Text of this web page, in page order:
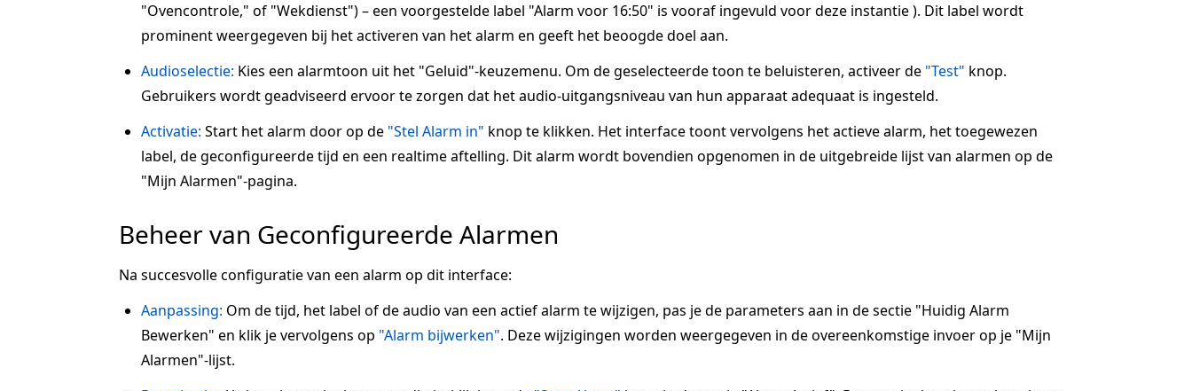
"Ovencontrole," of "Wekdienst") – een voorgestelde label "Alarm voor 16:50" is vooraf ingevuld voor deze instantie ). Dit label wordt
prominent weergegeven bij het activeren van het alarm en geeft het beoogde doel aan.
Audioselectie: Kies een alarmtoon uit het "Geluid"-keuzemenu. Om de geselecteerde toon te beluisteren, activeer de "Test" knop.
Gebruikers wordt geadviseerd ervoor te zorgen dat het audio-uitgangsniveau van hun apparaat adequaat is ingesteld.
Activatie: Start het alarm door op de "Stel Alarm in" knop te klikken. Het interface toont vervolgens het actieve alarm, het toegewezen
label, de geconfigureerde tijd en een realtime aftelling. Dit alarm wordt bovendien opgenomen in de uitgebreide lijst van alarmen op de
"Mijn Alarmen"-pagina.
Beheer van Geconfigureerde Alarmen
Na succesvolle configuratie van een alarm op dit interface:
Aanpassing: Om de tijd, het label of de audio van een actief alarm te wijzigen, pas je de parameters aan in de sectie "Huidig Alarm
Bewerken" en klik je vervolgens op "Alarm bijwerken". Deze wijzigingen worden weergegeven in de overeenkomstige invoer op je "Mijn
Alarmen"-lijst.